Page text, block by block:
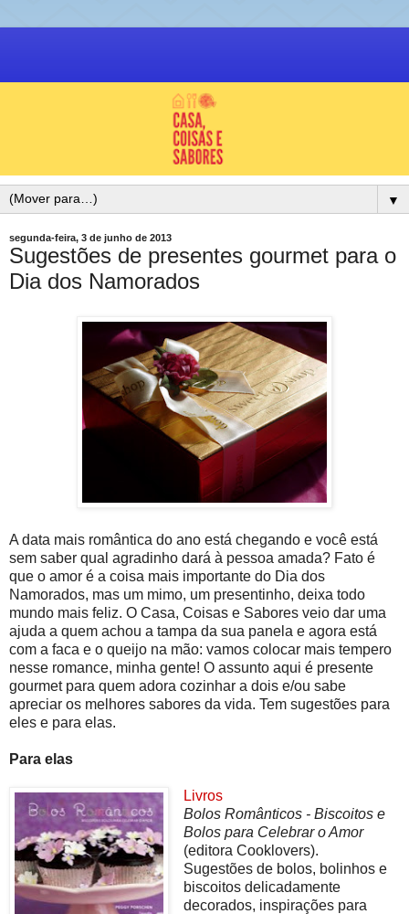
▼
segunda-feira, 3 de junho de 2013
Sugestões de presentes gourmet para o
Dia dos Namorados
A data mais romântica do ano está chegando e você está
sem saber qual agradinho dará à pessoa amada? Fato é
que o amor é a coisa mais importante do Dia dos
Namorados, mas um mimo, um presentinho, deixa todo
mundo mais feliz. O Casa, Coisas e Sabores veio dar uma
ajuda a quem achou a tampa da sua panela e agora está
com a faca e o queijo na mão: vamos colocar mais tempero
nesse romance, minha gente! O assunto aqui é presente
gourmet para quem adora cozinhar a dois e/ou sabe
apreciar os melhores sabores da vida. Tem sugestões para
eles e para elas.
Para elas
Livros
Bolos Românticos - Biscoitos e
Bolos para Celebrar o Amor
(editora Cooklovers).
Sugestões de bolos, bolinhos e
biscoitos delicadamente
decorados, inspirações para